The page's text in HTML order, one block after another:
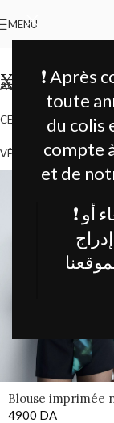
❗ Après
toute
du colis
compte
et de
❗ بعد التأكيد عبر الهاتف، أي إلغاء أو
MENU
Accueil
XXL
ACCESSORIESBAGS
CEINTURE SAC BIJOUX
VÊTEMENTS FEMME
FILTER
Blouse imprimée
4900 DA